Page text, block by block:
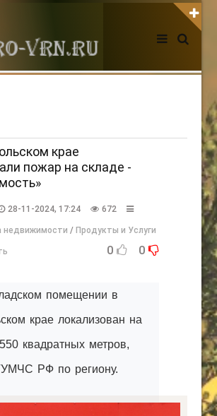
НА САЙТЕ
Регистрация
крае
пожар на складе -
28-11-2024, 17:24 672
недвижимости / Продукты и Услуги
0 0
помещении в
крае локализован на
квадратных метров,
РФ по региону.